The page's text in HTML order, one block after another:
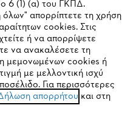
κείμενο Cookies
NICHT
noch nicht unterstützen. Für
empfehlen wir Ihnen, zu
wechseln:
6 (1) (α) του ΓΚΠΔ.
απορρίπτετε τη χρήση
cookies. Στις
ή να απορρίψετε
να ανακαλέσετε τη
μεμονωμένων cookies ή
με μελλοντική ισχύ
Για περισσότερες
απορρήτου και στη